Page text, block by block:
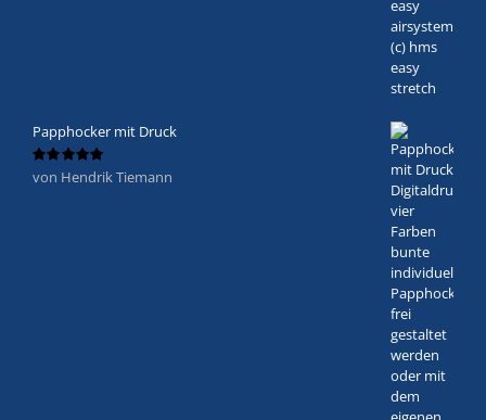
Papphocker mit Druck
Bewertet
von Hendrik Tiemann